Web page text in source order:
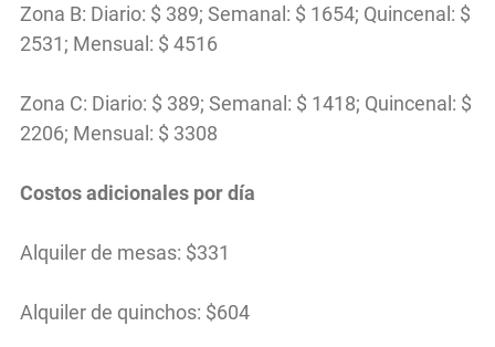
Zona B: Diario: $ 389; Semanal: $ 1654; Quincenal: $
2531; Mensual: $ 4516
Zona C: Diario: $ 389; Semanal: $ 1418; Quincenal: $
2206; Mensual: $ 3308
Costos adicionales por día
Alquiler de mesas: $331
Alquiler de quinchos: $604